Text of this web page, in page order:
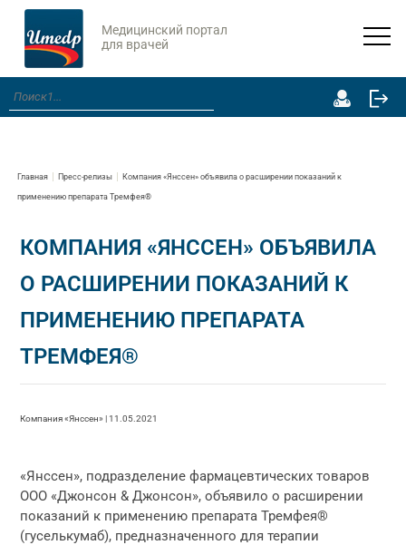
Медицинский портал
для врачей
Главная Пресс-релизы Компания «Янссен» объявила о расширении показаний к
применению препарата Тремфея®
КОМПАНИЯ «ЯНССЕН» ОБЪЯВИЛА
О РАСШИРЕНИИ ПОКАЗАНИЙ К
ПРИМЕНЕНИЮ ПРЕПАРАТА
ТРЕМФЕЯ®
Компания «Янссен» | 11.05.2021
«Янссен», подразделение фармацевтических товаров
ООО «Джонсон & Джонсон», объявило о расширении
показаний к применению препарата Тремфея®
(гуселькумаб), предназначенного для терапии